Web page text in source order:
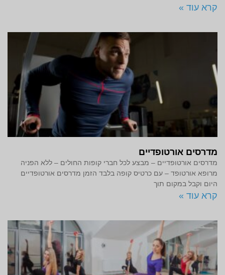
קרא עוד »
מדרסים אורטופדיים
מדרסים אורטופדיים – מבצע לכל חברי קופות החולים – ללא הפניה
מרופא אורטופד – עם כרטיס קופה בלבד הזמן מדרסים אורטופדיים
היום וקבל במקום תוך
קרא עוד »